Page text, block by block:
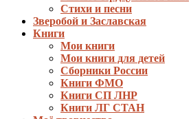
Стихи и песни
Зверобой и Заславская
Книги
Мои книги
Мои книги для детей
Сборники России
Книги ФМО
Книги СП ЛНР
Книги ЛГ СТАН